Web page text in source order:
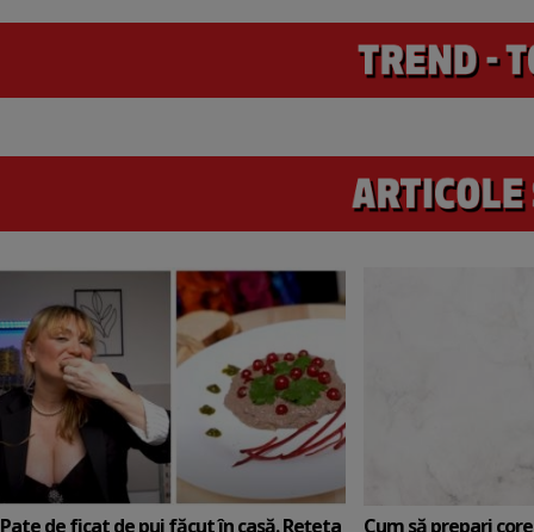
Pate de ficat de pui făcut în casă. Rețeta
Cum să prepari